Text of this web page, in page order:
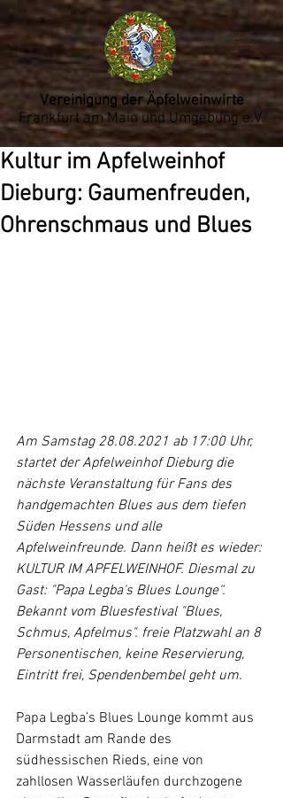
Vereinigung der Äpfelweinwirte
Frankfurt am Main und Umgebung e.V.
Kultur im Apfelweinhof
Dieburg: Gaumenfreuden,
Ohrenschmaus und Blues
Am Samstag 28.08.2021 ab 17:00 Uhr,
startet der Apfelweinhof Dieburg die
nächste Veranstaltung für Fans des
handgemachten Blues aus dem tiefen
Süden Hessens und alle
Apfelweinfreunde. Dann heißt es wieder:
KULTUR IM APFELWEINHOF. Diesmal zu
Gast: "Papa Legba's Blues Lounge“.
Bekannt vom Bluesfestival "Blues,
Schmus, Apfelmus". freie Platzwahl an 8
Personentischen, keine Reservierung,
Eintritt frei, Spendenbembel geht um.
Papa Legba’s Blues Lounge kommt aus
Darmstadt am Rande des
südhessischen Rieds, eine von
zahllosen Wasserläufen durchzogene